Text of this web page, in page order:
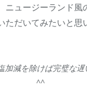
ニュージーランド風
ただいてみたいと思
加減を除けば完璧な
^^